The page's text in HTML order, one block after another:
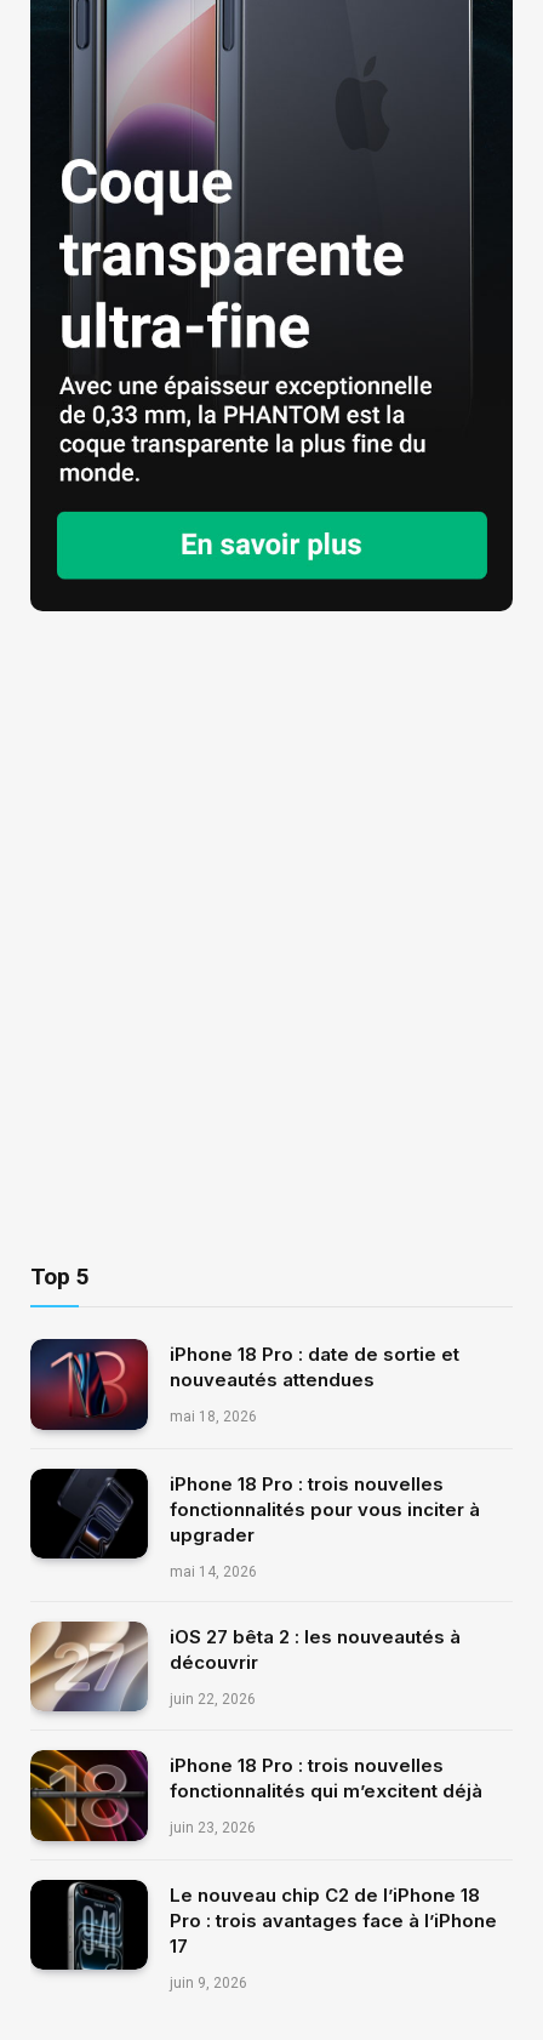
Top 5
iPhone 18 Pro : date de sortie et
nouveautés attendues
mai 18, 2026
iPhone 18 Pro : trois nouvelles
fonctionnalités pour vous inciter à
upgrader
mai 14, 2026
iOS 27 bêta 2 : les nouveautés à
découvrir
juin 22, 2026
iPhone 18 Pro : trois nouvelles
fonctionnalités qui m’excitent déjà
juin 23, 2026
Le nouveau chip C2 de l’iPhone 18
Pro : trois avantages face à l’iPhone
17
juin 9, 2026